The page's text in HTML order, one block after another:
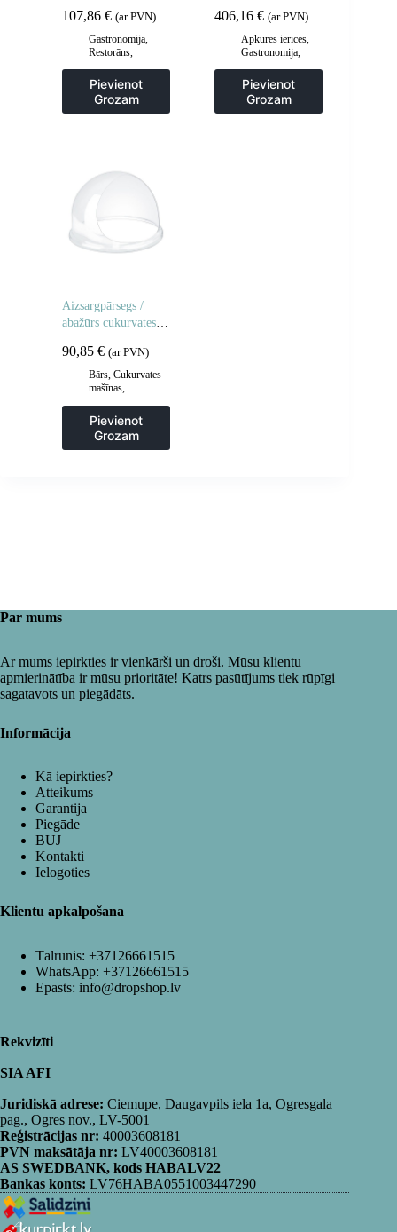
107,86 € (ar PVN)
Gastronomija,
Restorāns,
piederumi
Viesmīļu ratiņi
Pievienot
Grozam
406,16€ (ar PVN)
Apkures ierīces,
Gastronomija,
sildīšanas
plāksnes,Grila
šķīvji,Virtuve
Pievienot
Grozam
Aizsargpārsegs /
abažūrs cukurvates
90,85 € (ar PVN)
Bārs, Cukurvates
mašīnas,
Pievienot
Grozam
Par mums
Ar mums iepirkties ir vienkārši un droši. Mūsu klientu
apmierinātība ir mūsu prioritāte! Katrs pasūtījums tiek rūpīgi
sagatavots un piegādāts.
Informācija
Kā iepirkties?
Atteikums
Garantija
Piegāde
BUJ
Kontakti
Ielogoties
Klientu apkalpošana
Tālrunis: +37126661515
WhatsApp: +37126661515
Epasts: info@dropshop.lv
Rekvizīti
SIA AFI
Juridiskā adrese: Ciemupe, Daugavpils iela 1a, Ogresgala
pag., Ogres nov., LV-5001
Reģistrācijas nr: 40003608181
PVN maksātāja nr: LV40003608181
AS SWEDBANK, kods HABALV22
Bankas konts: LV76HABA0551003447290